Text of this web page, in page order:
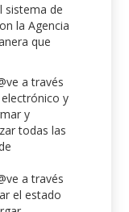
sistema de
la Agencia
que
a través
y
y
todas las
a través
el estado